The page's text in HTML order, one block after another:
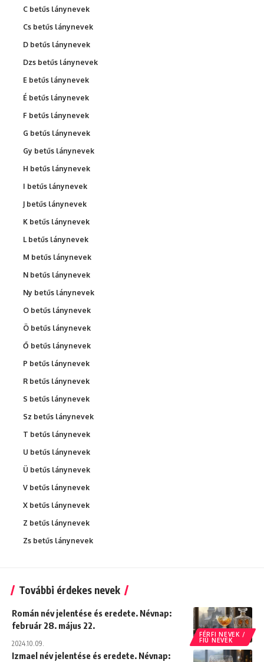
C betűs lánynevek
Cs betűs lánynevek
D betűs lánynevek
Dzs betűs lánynevek
E betűs lánynevek
É betűs lánynevek
F betűs lánynevek
G betűs lánynevek
Gy betűs lánynevek
H betűs lánynevek
I betűs lánynevek
J betűs lánynevek
K betűs lánynevek
L betűs lánynevek
M betűs lánynevek
N betűs lánynevek
Ny betűs lánynevek
O betűs lánynevek
Ö betűs lánynevek
Ő betűs lánynevek
P betűs lánynevek
R betűs lánynevek
S betűs lánynevek
Sz betűs lánynevek
T betűs lánynevek
U betűs lánynevek
Ü betűs lánynevek
V betűs lánynevek
X betűs lánynevek
Z betűs lánynevek
Zs betűs lánynevek
További érdekes nevek
FÉRFI NEVEK /
FIÚ NEVEK
Román név jelentése és eredete. Névnap:
február 28. május 22.
2024.10.09.
Izmael név jelentése és eredete. Névnap: